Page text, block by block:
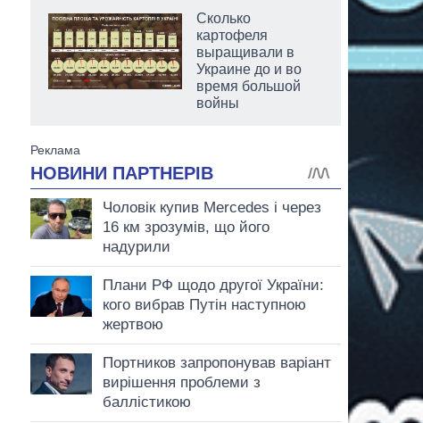
Сколько
картофеля
выращивали в
Украине до и во
время большой
войны